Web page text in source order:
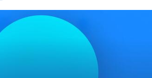
Anhalt
am 6.
neuen
USA
Aktuelle Beiträge,
Hintergründe
Wirtschaftlich und
gehören die Vereinigten